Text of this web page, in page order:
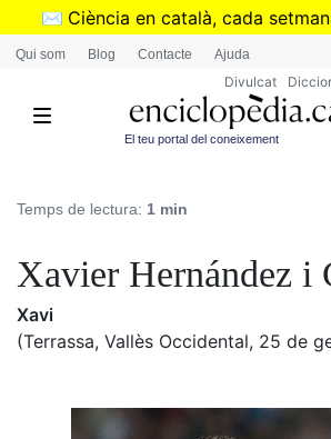
Vés
✉️ Ciència en català, cada
➜Subscriu-te al butlletí de
Qui som Blog Contacte Ajuda
Divulcat
El teu portal del coneixement
Temps de lectura: 1 min
Xavier Hernández i
Xavi
(Terrassa, Vallès Occidental, 25 de